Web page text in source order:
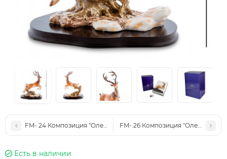
FM- 24 Композиция "Олени" (Pavone)FM- 26 Композиция "Олени"
Есть в наличии